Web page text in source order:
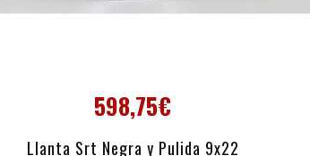
598,75€
Llanta Srt Negra y Pulida 9x22
AÑADIR AL CARRITO